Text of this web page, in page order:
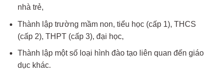
nhà trẻ,
Thành lập trường mầm non, tiểu học (cấp 1), THCS
(cấp 2), THPT (cấp 3), đại học,
Thành lập một số loại hình đào tạo liên quan đến giáo
dục khác.